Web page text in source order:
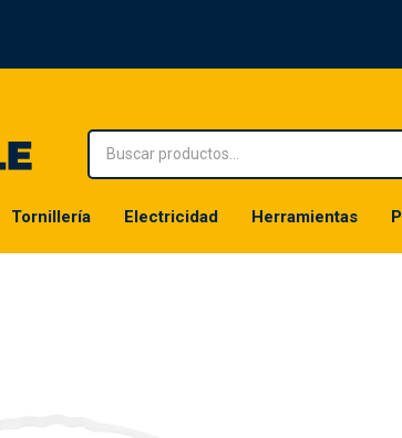
Tornillería Electricidad Herramientas